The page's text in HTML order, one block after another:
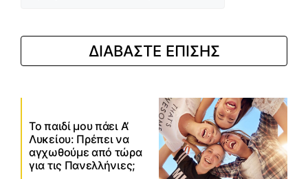
ΔΙΑΒΑΣΤΕ ΕΠΙΣΗΣ
Το παιδί μου πάει Α’
Λυκείου: Πρέπει να
αγχωθούμε από τώρα
για τις Πανελλήνιες;